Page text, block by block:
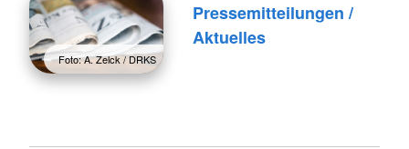
Foto: A. Zelck / DRKS
Pressemitteilungen /
Aktuelles